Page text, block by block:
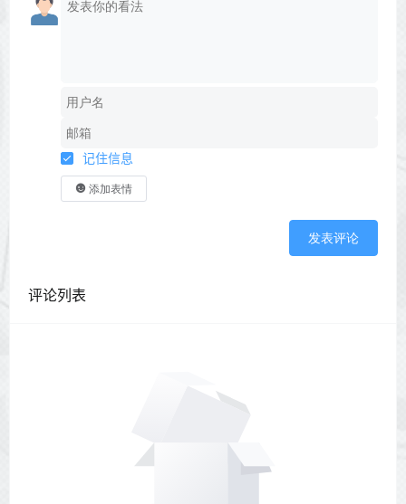
记住信息
添加表情
发表评论
评论列表